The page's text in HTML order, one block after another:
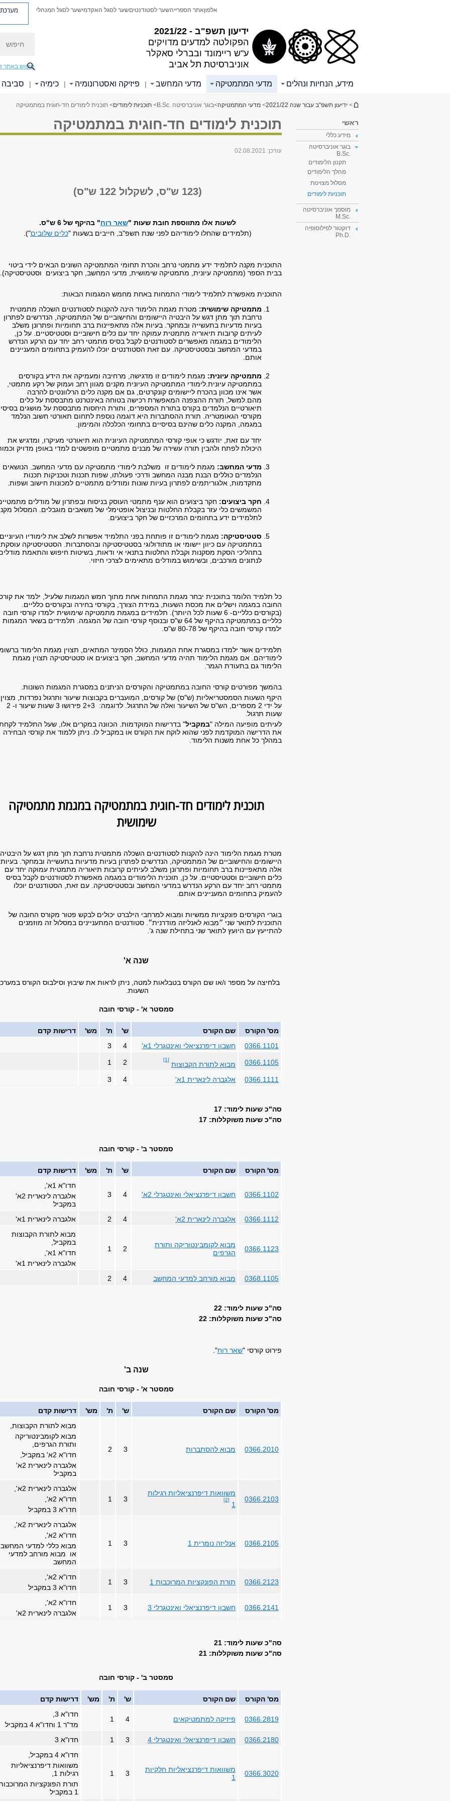
ידיעון תשפ"ב - 2021/22
הפקולטה למדעים מדויקים
ע"ש ריימונד ובברלי סאקלר
אוניברסיטת תל אביב
אלפוןאתר הספרייהשער לסטודנטיםשער לסגל האקדמישער לסגל המנהלי מערכת
חיפוש באתר
מידע, הנחיות ונהלים מדעי המתמטיקה מדעי המחשב | פיזיקה ואסטרונומיה | כימיה | סביבה
הינך נמצא כאן
> ידיעון תשפ"ב עבור שנה 2021/22 > מדעי המתמטיקה>בוגר אוניברסיטה .B.Sc > תוכניות לימודים> תוכנית לימודים חד-חוגית במתמטיקה
ראשי
מידע כללי
בוגר אוניברסיטה
.B.Sc
תקנון הלימודים
מהלך הלימודים
מסלול מצוינות
תוכניות לימודים
מוסמך אוניברסיטה
.M.Sc
דוקטור לפילוסופיה
.Ph.D
תוכנית לימודים חד-חוגית במתמטיקה
עודכן: 02.08.2021
(123 ש"ס, לשקלול 122 ש"ס)
לשעות אלו מתווספת חובת שעות "שאר רוח" בהיקף של 6 ש"ס.
(תלמידים שהחלו לימודיהם לפני שנת תשפ"ב, חייבים בשעות "כלים שלובים").
התוכנית מקנה לתלמיד ידע מתמטי נרחב והכרת תחומי המתמטיקה השונים הבאים לידי ביטוי
בבית הספר (מתמטיקה עיונית, מתמטיקה שימושית, מדעי המחשב, חקר ביצועים וסטטיסטיקה).
התוכנית מאפשרת לתלמיד לימודי התמחות באחת מחמש המגמות הבאות:
מתמטיקה שימושית: מטרת מגמת הלימוד הינה להקנות לסטודנטים השכלה מתמטית
נרחבת תוך מתן דגש על היבטיה היישומים והחישוביים של המתמטיקה, הנדרשים לפתרון
בעיות מדעיות בתעשייה ובמחקר. בעיות אלה מתאפיינות ברב תחומיות ופתרונן משלב
לעיתים קרובות תיאוריה מתמטית עמוקה יחד עם כלים חישוביים וסטטיסטיים. על כן,
הלימודים במגמה מאפשרים לסטודנטים לקבל בסיס מתמטי רחב יחד עם הרקע הנדרש
במדעי המחשב ובסטטיסטיקה. עם זאת הסטודנטים יוכלו להעמיק בתחומים המעניינים
אותם.
מתמטיקה עיונית: מגמת לימודים זו מדגישה, מרחיבה ומעמיקה את הידע בקורסים
במתמטיקה עיונית.לימודי המתמטיקה העיונית מקנים מגוון רחב ועמוק של רקע מתמטי,
אשר אינו מכוון בהכרח ליישומים קונקרטים, גם אם מקנה כלים הרלוונטים להרבה
מהם.למשל, תורת ההצפנה המאפשרת רכישה בטוחה באינטרנט מתבססת על כלים
תיאורטיים הנלמדים בקורס בתורת המספרים, ותורת היחסות מתבססת על מושגים
מקורסי הגאומטריה. תורת ההסתברות היא דוגמה נוספת לתחום תאורטי חשוב הנלמד
במגמה, המקנה כלים שהינם בסיסיים בתחומי הכלכלה והמימון.
יחד עם זאת, יודגש כי אופי קורסי המתמטיקה העיונית הוא תיאורטי מעיקרו, ומדגיש את
היכולת לפתח ולהבין תורה עשירה של מבנים מתמטיים מופשטים למדי באופן מדויק
מדעי המחשב: מגמת לימודים זו משלבת לימודי מתמטיקה עם מדעי המחשב. הנושאים
הנלמדים כוללים הבנת מבנה המחשב ודרכי פעולתו, שפות תכנות וטכניקות תכנות
מתקדמות, אלגוריתמים לפתרון בעיות שונות ומודלים מתמטיים למכונות חישוב ושפות.
חקר ביצועים: חקר ביצועים הוא ענף מתמטי העוסק בניסוח ובפתרון של מודלים
המשמשים כלי עזר בקבלת החלטות ובניצול אופטימלי של משאבים מוגבלים. המסלול
לתלמידים ידע בתחומים המרכזיים של חקר ביצועים.
סטטיסטיקה: מגמת לימודים זו פותחת בפני התלמיד אפשרות לשלב את לימודיו העיוניים
במתמטיקה עם כיוון יישומי או מתודולוגי בסטטיסטיקה ובהסתברות. הסטטיסטיקה עוסקת
בתהליכי הסקת מסקנות וקבלת החלטות בתנאי אי ודאות, בשיטות חיפוש והתאמת
לנתונים מורכבים, ובשימוש במודלים מתאימים לצרכי חיזוי.
כל תלמיד הלומד בתוכנית יבחר מגמת התמחות אחת מתוך חמש המגמות שלעיל, ילמד את
החובה במגמה וישלים את מכסת השעות, במידת הצורך, בקורסי בחירה ובקורסים כלליים.
(בקורסים כלליים- 6 שעות לכל היותר). תלמידים במגמת מתמטיקה שימושית ילמדו קורסי חובה
כלליים במתמטיקה בהיקף של 64 ש"ס ובנוסף קורסי חובה של המגמה. תלמידים בשאר המגמות
ילמדו קורסי חובה בהיקף של 80-78 ש"ס.
תלמידים אשר ילמדו במסגרת אחת המגמות, כולל הסמינר המתאים, תצוין מגמת הלימוד
לימודיהם. אם מגמת הלימוד תהיה מדעי המחשב, חקר ביצועים או סטטיסטיקה תצוין מגמת
הלימוד גם בתעודת הגמר.
בהמשך מפורטים קורסי החובה במתמטיקה והקורסים הניתנים במסגרת המגמות השונות.
היקף השעות הסמסטריאליות (ש"ס) של קורסים, המועברים בקבוצות שיעור ותרגול נפרדות, מצוין
על ידי 2 מספרים, הש"ס של השיעור ואלה של התרגול. לדוגמה: 2+3 פירושו 3 שעות שיעור ו- 2
שעות תרגול.
לעיתים מופיעה המילה "במקביל" בדרישות המוקדמות. הכוונה במקרים אלו, שעל התלמיד
את הדרישה המוקדמת לפני שהוא לוקח את הקורס או במקביל לו. ניתן ללמוד את קורסי הבחירה
במהלך כל אחת משנות הלימוד.
תוכנית לימודים חד-חוגית במתמטיקה במגמת מתמטיקה
שימושית
מטרת מגמת הלימוד הינה להקנות לסטודנטים השכלה מתמטית נרחבת תוך מתן דגש על היבטיה
היישומים והחישוביים של המתמטיקה, הנדרשים לפתרון בעיות מדעיות בתעשייה ובמחקר. בעיות
אלה מתאפיינות ברב תחומיות ופתרונן משלב לעיתים קרובות תיאוריה מתמטית עמוקה יחד עם
כלים חישוביים וסטטיסטיים. על כן, תוכנית הלימודים במגמה מאפשרת לסטודנטים לקבל בסיס
מתמטי רחב יחד עם הרקע הנדרש במדעי המחשב ובסטטיסטיקה. עם זאת, הסטודנטים יוכלו
להעמיק בתחומים המעניינים אותם.
בוגרי הקורסים פונקציות ממשיות ומבוא למרחבי הילברט יכולים לבקש פטור מקורס החובה של
התוכנית לתואר שני ״מבוא לאנליזה מודרנית״. סטודנטים המתעניינים במסלול זה מוזמנים
להתייעץ עם היועץ לתואר שני בתחילת שנה ג’.
שנה א'
בלחיצה על מספר ו/או שם הקורס בטבלאות למטה, ניתן לראות את שיבוץ וסילבוס הקורס
השעות.
סמסטר א' - קורסי חובה
מס' הקורס שם הקורס ש' ת' מש'
דרישות קדם
0366.1101
חשבון דיפרנציאלי ואינטגרלי 1א' 4
3
0366.1105 מבוא לתורת הקבוצות
[1]
2
1
0366.1111 אלגברה לינארית 1א' 4
3
סה"כ שעות לימוד: 17
סה"כ שעות משוקללות: 17
סמסטר ב' - קורסי חובה
מס' הקורס שם הקורס ש' ת' מש' דרישות קדם
0366.1102 חשבון דיפרנציאלי ואינטגרלי 2א' 4
3
חדו"א 1א',
אלגברה לינארית 2א'
במקביל
0366.1112
אלגברה לינארית 2א' 4
2 אלגברה לינארית 1א'
0366.1123
מבוא לקומבינטוריקה ותורת
הגרפים
2
1
מבוא לתורת הקבוצות
במקביל,
חדו"א 1א',
אלגברה לינארית 1א'
0368.1105
מבוא מורחב למדעי המחשב 4
2
סה"כ שעות לימוד: 22
סה"כ שעות משוקללות: 22
פירוט קורסי "שאר רוח".
שנה ב'
סמסטר א' - קורסי חובה
מס' הקורס שם הקורס ש' ת' מש' דרישות קדם
0366.2010 מבוא להסתברות 3
2
מבוא לתורת הקבוצות,
מבוא לקומבינטוריקה
ותורת הגרפים,
חדו"א 2א' במקביל,
אלגברה לינארית 2א'
במקביל
0366.2103
משוואות דיפרנציאליות רגילות
1
[2]
3
1
אלגברה לינארית 2א',
חדו"א 2א',
חדו"א 3 במקביל
0366.2105 אנליזה נומרית 1 3
1
אלגברה לינארית 2א',
חדו"א 2א',
מבוא כללי למדעי המחשב
או מבוא מורחב למדעי
המחשב
0366.2123 תורת הפונקציות המרוכבות 1 3
1
חדו"א 2א',
חדו"א 3 במקביל
0366.2141 חשבון דיפרנציאלי ואינטגרלי 3 3
1
חדו"א 2א',
אלגברה לינארית 2א'
סה"כ שעות לימוד: 21
סה"כ שעות משוקללות: 21
סמסטר ב' - קורסי חובה
מס' הקורס שם הקורס ש' ת' מש' דרישות קדם
0366.2819 פיזיקה למתמטיקאים 4
1
חדו"א 3,
מד"ר 1 וחדו"א 4 במקביל
0366.2180
חשבון דיפרנציאלי ואינטגרלי 4 3
1 חדו"א 3
0366.3020
משוואות דיפרנציאליות חלקיות
1
3
1
חדו"א 4 במקביל,
משוואות דיפרנציאליות
רגילות 1,
תורת הפונקציות
1 במקביל